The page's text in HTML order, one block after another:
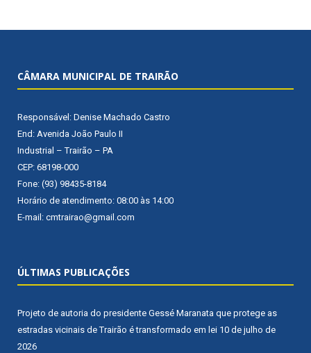
CÂMARA MUNICIPAL DE TRAIRÃO
Responsável: Denise Machado Castro
End: Avenida João Paulo II
Industrial – Trairão – PA
CEP: 68198-000
Fone: (93) 98435-8184
Horário de atendimento: 08:00 às 14:00
E-mail: cmtrairao@gmail.com
ÚLTIMAS PUBLICAÇÕES
Projeto de autoria do presidente Gessé Maranata que protege as
estradas vicinais de Trairão é transformado em lei 10 de julho de
2026